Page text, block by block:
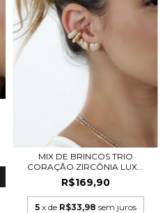
MIX DE BRINCOS TRIO
CORAÇÃO ZIRCÔNIA LUX...
R$169,90
5 x de R$33,98 sem juros